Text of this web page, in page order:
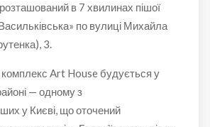
в 7 хвилинах пішої
по вулиці Михайла
3.
Art House будується у
— одному з
у Києві, що оточений